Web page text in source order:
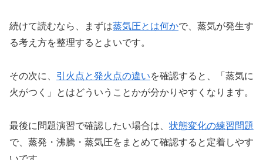
続けて読むなら、まずは蒸気圧とは何かで、蒸気が発生す
る考え方を整理するとよいです。
その次に、 引火点と発火点の違いを確認すると、「蒸気に
火がつく」とはどういうことかが分かりやすくなります。
最後に問題演習で確認したい場合は、 状態変化の練習問題
で、蒸発・沸騰・蒸気圧をまとめて確認すると定着しやす